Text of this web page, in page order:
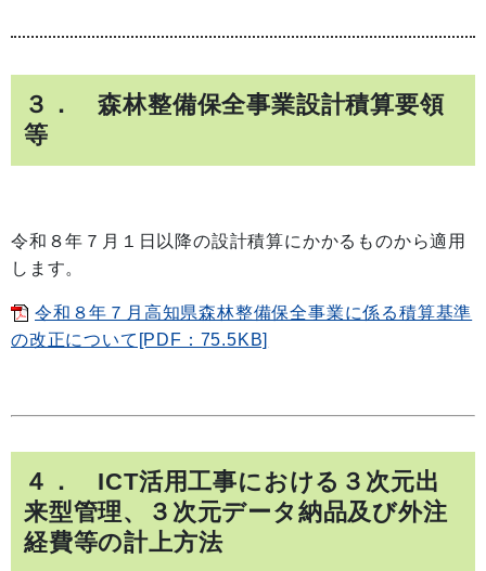
３． 森林整備保全事業設計積算要領
等
令和８年７月１日以降の設計積算にかかるものから適用
します。
令和８年７月高知県森林整備保全事業に係る積算基準
の改正について[PDF：75.5KB]
４． ICT活用工事における３次元出
来型管理、３次元データ納品及び外注
経費等の計上方法